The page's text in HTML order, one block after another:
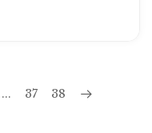
... 37 38